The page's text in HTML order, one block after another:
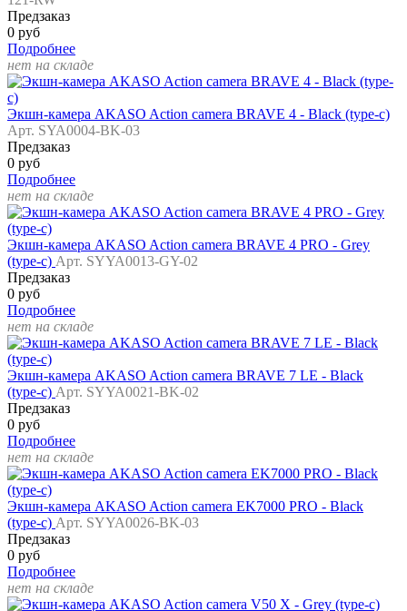
Предзаказ
0 руб
Подробнее
нет на складе
Экшн-камера AKASO Action camera BRAVE 4 - Black (type-c)
Арт. SYA0004-BK-03
Предзаказ
0 руб
Подробнее
нет на складе
Экшн-камера AKASO Action camera BRAVE 4 PRO - Grey
(type-c) Арт. SYYA0013-GY-02
Предзаказ
0 руб
Подробнее
нет на складе
Экшн-камера AKASO Action camera BRAVE 7 LE - Black
(type-c) Арт. SYYA0021-BK-02
Предзаказ
0 руб
Подробнее
нет на складе
Экшн-камера AKASO Action camera EK7000 PRO - Black
(type-c) Арт. SYYA0026-BK-03
Предзаказ
0 руб
Подробнее
нет на складе